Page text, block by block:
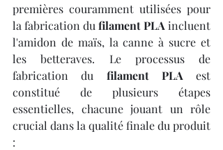
premières couramment utilisées pour
la fabrication du filament PLA incluent
l'amidon de maïs, la canne à sucre et
les betteraves. Le processus de
fabrication du filament PLA est
constitué de plusieurs étapes
essentielles, chacune jouant un rôle
crucial dans la qualité finale du produit
: